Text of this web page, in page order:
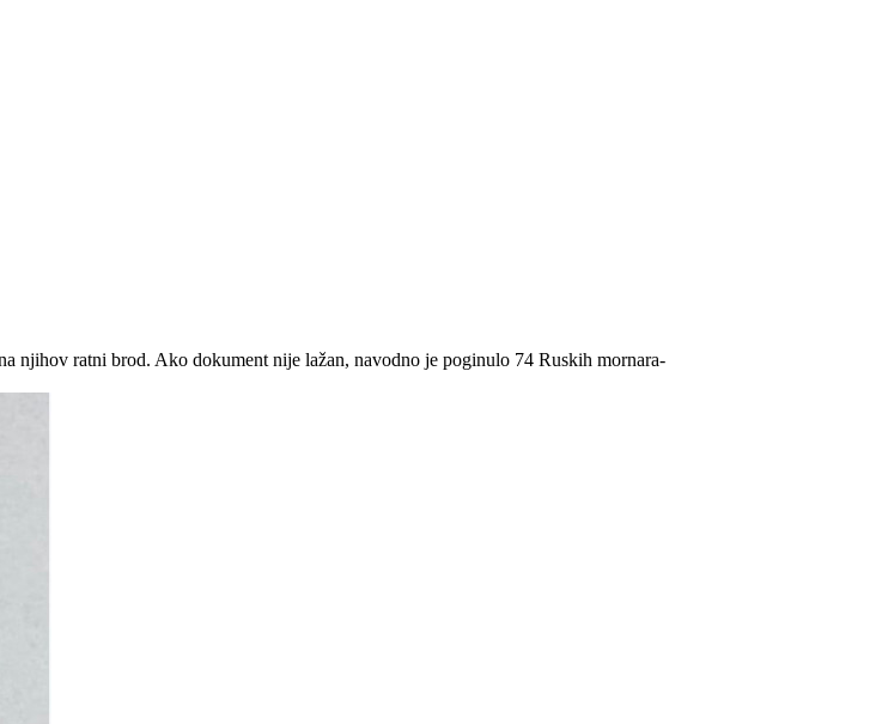
njihov ratni brod. Ako dokument nije lažan, navodno je poginulo 74 Ruskih mornara-